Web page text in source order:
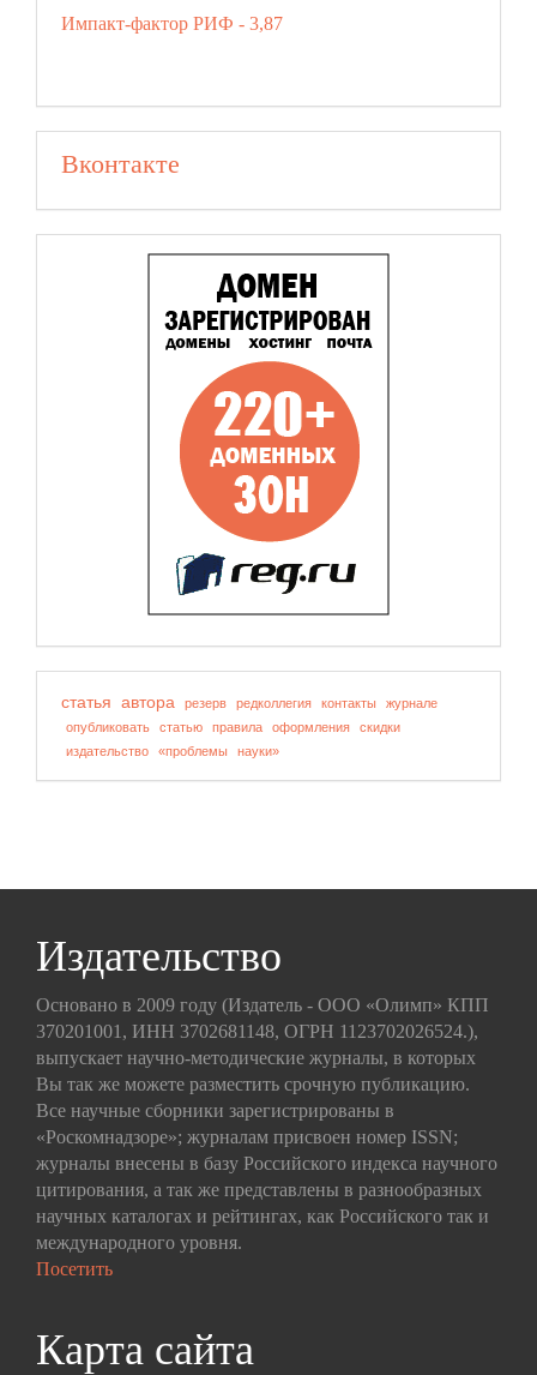
Импакт-фактор РИФ - 3,87
Вконтакте
статья автора резерв редколлегия контакты
журнале
опубликовать
статью правила оформления
скидки
издательство
«проблемы науки»
Издательство
Основано в 2009 году (Издатель - ООО «Олимп» КПП
370201001, ИНН 3702681148, ОГРН 1123702026524.),
выпускает научно-методические журналы, в которых
Вы так же можете разместить срочную публикацию.
Все научные сборники зарегистрированы в
«Роскомнадзоре»; журналам присвоен номер ISSN;
журналы внесены в базу Российского индекса научного
цитирования, а так же представлены в разнообразных
научных каталогах и рейтингах, как Российского так и
международного уровня.
Посетить
Карта сайта